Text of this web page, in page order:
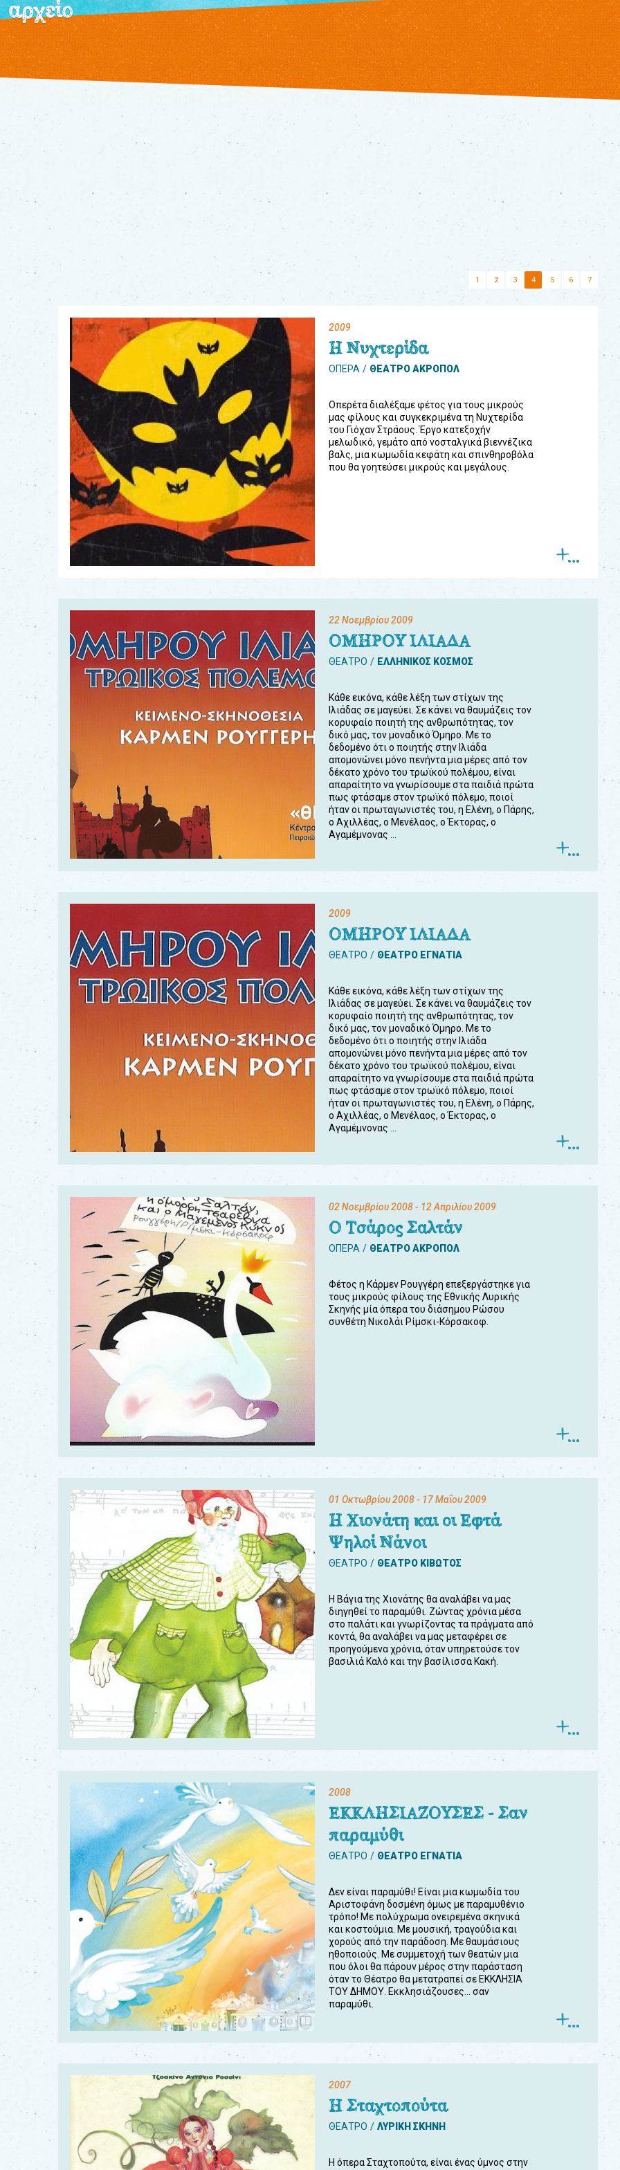
αρχείο
1 2 3 4 5 6 7
2009
Η Νυχτερίδα
ΟΠΕΡΑ ΘΕΑΤΡΟ ΑΚΡΟΠΟΛ
Οπερέτα διαλέξαμε φέτος για τους μικρούς
μας φίλους και συγκεκριμένα τη Νυχτερίδα
του Γιόχαν Στράους. Έργο κατεξοχήν
μελωδικό, γεμάτο από νοσταλγικά βιεννέζικα
βαλς, μια κωμωδία κεφάτη και σπινθηροβόλα
που θα γοητεύσει μικρούς και μεγάλους.
22 Νοεμβρίου 2009
ΟΜΗΡΟΥ ΙΛΙΑΔΑ
ΘΕΑΤΡΟ ΕΛΛΗΝΙΚΟΣ ΚΟΣΜΟΣ
Κάθε εικόνα, κάθε λέξη των στίχων της
Ιλιάδας σε μαγεύει. Σε κάνει να θαυμάζεις τον
κορυφαίο ποιητή της ανθρωπότητας, τον
δικό μας, τον μοναδικό Όμηρο. Με το
δεδομένο ότι ο ποιητής στην Ιλιάδα
απομονώνει μόνο πενήντα μια μέρες από τον
δέκατο χρόνο του τρωϊκού πολέμου, είναι
απαραίτητο να γνωρίσουμε στα παιδιά πρώτα
πως φτάσαμε στον τρωϊκό πόλεμο, ποιοί
ήταν οι πρωταγωνιστές του, η Ελένη, ο Πάρης,
ο Αχιλλέας, ο Μενέλαος, ο Έκτορας, ο
Αγαμέμνονας ...
2009
ΟΜΗΡΟΥ ΙΛΙΑΔΑ
ΘΕΑΤΡΟ ΘΕΑΤΡΟ ΕΓΝΑΤΙΑ
Κάθε εικόνα, κάθε λέξη των στίχων της
Ιλιάδας σε μαγεύει. Σε κάνει να θαυμάζεις τον
κορυφαίο ποιητή της ανθρωπότητας, τον
δικό μας, τον μοναδικό Όμηρο. Με το
δεδομένο ότι ο ποιητής στην Ιλιάδα
απομονώνει μόνο πενήντα μια μέρες από τον
δέκατο χρόνο του τρωϊκού πολέμου, είναι
απαραίτητο να γνωρίσουμε στα παιδιά πρώτα
πως φτάσαμε στον τρωϊκό πόλεμο, ποιοί
ήταν οι πρωταγωνιστές του, η Ελένη, ο Πάρης,
ο Αχιλλέας, ο Μενέλαος, ο Έκτορας, ο
Αγαμέμνονας ...
02 Νοεμβρίου 2008- 12 Απριλίου 2009
Ο Τσάρος Σαλτάν
ΟΠΕΡΑ ΘΕΑΤΡΟ ΑΚΡΟΠΟΛ
Φέτος η Κάρμεν Ρουγγέρη επεξεργάστηκε για
τους μικρούς φίλους της Εθνικής Λυρικής
Σκηνής μία όπερα του διάσημου Ρώσου
συνθέτη Νικολάι Ρίμσκι-Κόρσακοφ.
01 Οκτωβρίου 2008- 17 Μαΐου 2009
Η Χιονάτη και οι Εφτά
Ψηλοί Νάνοι
ΘΕΑΤΡΟ ΘΕΑΤΡΟ ΚΙΒΩΤΟΣ
Η Βάγια της Χιονάτης θα αναλάβει να μας
διηγηθεί το παραμύθι. Ζώντας χρόνια μέσα
στο παλάτι και γνωρίζοντας τα πράγματα από
κοντά, θα αναλάβει να μας μεταφέρει σε
προηγούμενα χρόνια, όταν υπηρετούσε τον
βασιλιά Καλό και την βασίλισσα Κακή.
2008
ΕΚΚΛΗΣΙΑΖΟΥΣΕΣ - Σαν
παραμύθι
ΘΕΑΤΡΟ ΘΕΑΤΡΟ ΕΓΝΑΤΙΑ
Δεν είναι παραμύθι! Είναι μια κωμωδία του
Αριστοφάνη δοσμένη όμως με παραμυθένιο
τρόπο! Με πολύχρωμα ονειρεμένα σκηνικά
και κοστούμια. Με μουσική, τραγούδια και
χορούς από την παράδοση. Με θαυμάσιους
ηθοποιούς. Με συμμετοχή των θεατών μια
που όλοι θα πάρουν μέρος στην παράσταση
όταν το Θέατρο θα μετατραπεί σε ΕΚΚΛΗΣΙΑ
ΤΟΥ ΔΗΜΟΥ. Εκκλησιάζουσες... σαν
παραμύθι.
2007
Η Σταχτοπούτα
ΘΕΑΤΡΟ ΛΥΡΙΚΗ ΣΚΗΝΗ
Η όπερα Σταχτοπούτα, είναι ένας ύμνος στην